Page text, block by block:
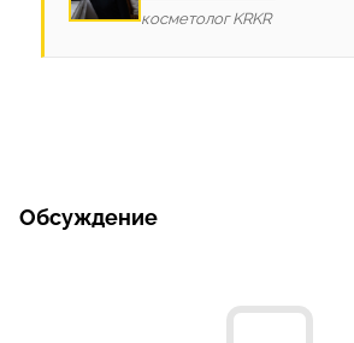
косметолог KRKR
Обсуждение